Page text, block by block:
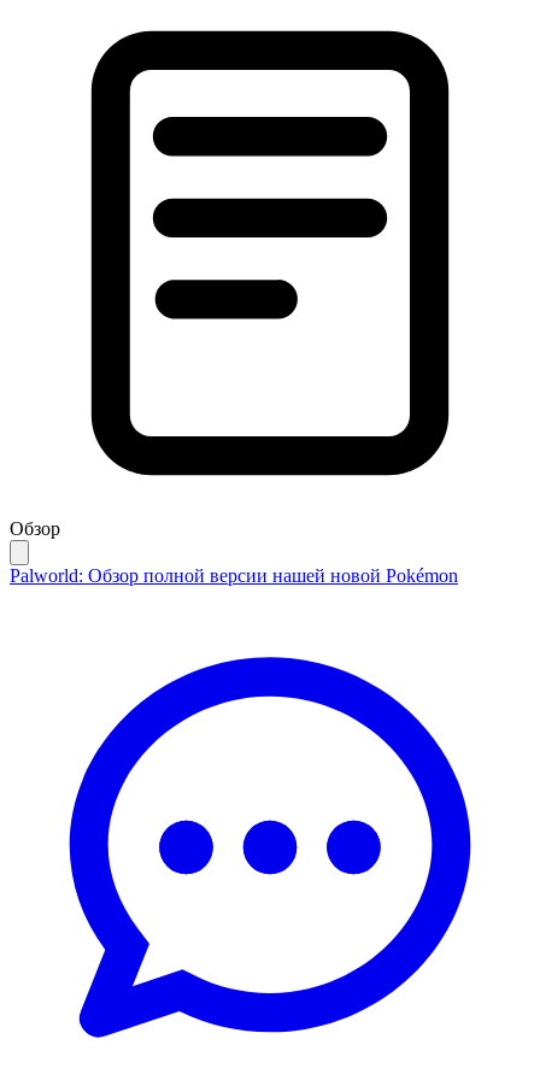
Обзор
Palworld: Обзор полной версии нашей новой Pokémon